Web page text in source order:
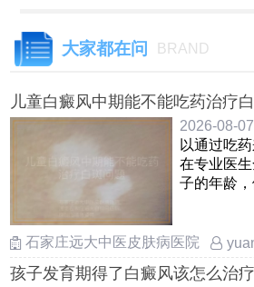
大家都在问 BRAND
儿童白癜风中期能不能吃药治疗
2026-08-07
以通过吃
在专业医
子的年龄
石家庄远大中医皮肤病医院
孩子发育期得了白癜风该怎么治